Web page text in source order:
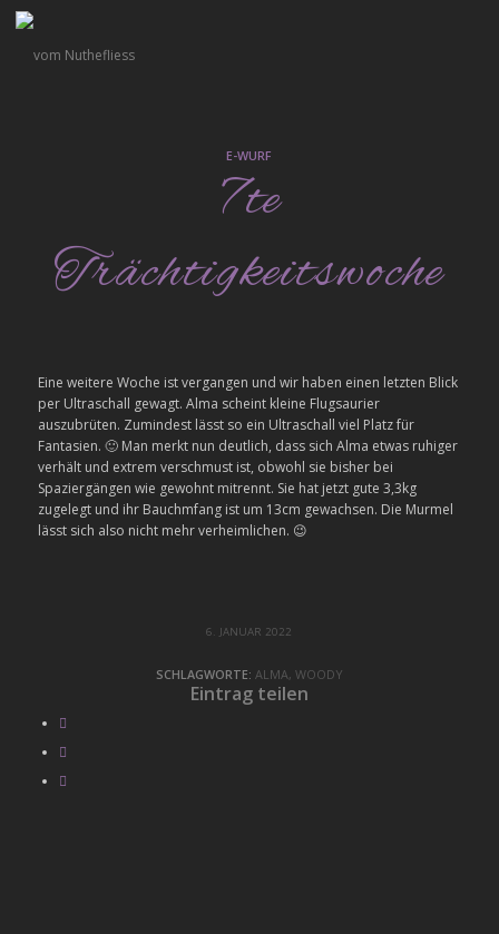
E-WURF
7te
Trächtigkeitswoche
Eine weitere Woche ist vergangen und wir haben einen letzten Blick
per Ultraschall gewagt. Alma scheint kleine Flugsaurier
auszubrüten. Zumindest lässt so ein Ultraschall viel Platz für
Fantasien. 🙂 Man merkt nun deutlich, dass sich Alma etwas ruhiger
verhält und extrem verschmust ist, obwohl sie bisher bei
Spaziergängen wie gewohnt mitrennt. Sie hat jetzt gute 3,3kg
zugelegt und ihr Bauchmfang ist um 13cm gewachsen. Die Murmel
lässt sich also nicht mehr verheimlichen. 😉
6. JANUAR 2022
SCHLAGWORTE: ALMA, WOODY
Eintrag teilen